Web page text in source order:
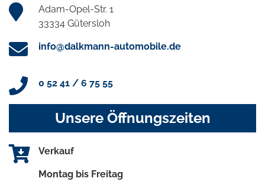
Adam-Opel-Str. 1
33334 Gütersloh
info@dalkmann-automobile.de
0 52 41 / 6 75 55
Unsere Öffnungszeiten
Verkauf
Montag bis Freitag